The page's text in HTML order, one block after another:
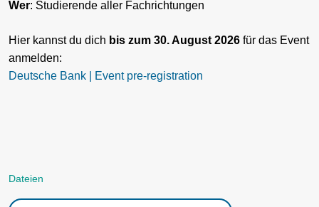
Wer: Studierende aller Fachrichtungen
Hier kannst du dich bis zum 30. August 2026 für das Event
anmelden:
Deutsche Bank | Event pre-registration
Dateien